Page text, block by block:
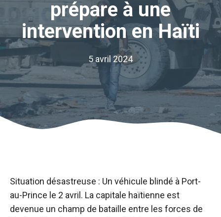
prépare à une
intervention en Haïti
5 avril 2024
Situation désastreuse : Un véhicule blindé à Port-
au-Prince le 2 avril. La capitale haïtienne est
devenue un champ de bataille entre les forces de